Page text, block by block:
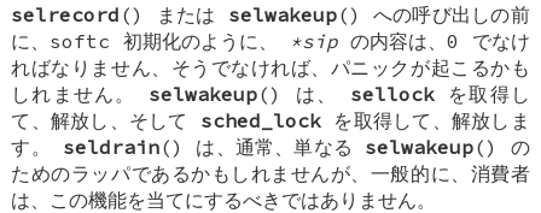
selrecord () または selwakeup() への呼び出しの前
に、softc 初期化のように、
*sip の内容は、0 でなけ
ればなりません、そうでなければ、パニックが起こるかも
しれません。 selwakeup() は、 sellock を取得し
て、解放し、そして sched_lock を取得して、解放しま
す。 seldrain() は、通常、単なる selwakeup() の
ためのラッパであるかもしれませんが、一般的に、消費者
は、この機能を当てにするべきではありません。